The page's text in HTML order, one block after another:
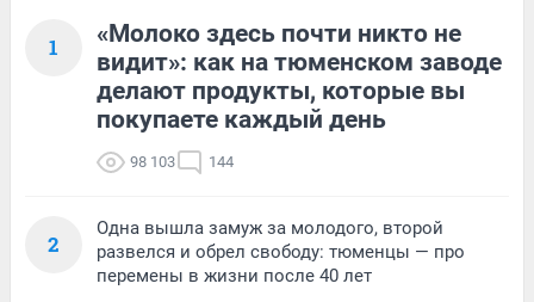
1
«Молоко здесь почти никто не
видит»: как на тюменском заводе
делают продукты, которые вы
покупаете каждый день
98 103 144
2
Одна вышла замуж за молодого, второй
развелся и обрел свободу: тюменцы — про
перемены в жизни после 40 лет